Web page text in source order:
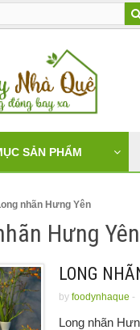
SẢN PHẨM
nhãn Hưng Yên
Hưng Yên
LONG
by foodynhaque -
Long nhãn